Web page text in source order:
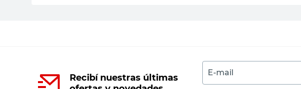
Recibí nuestras últimas
E-mail